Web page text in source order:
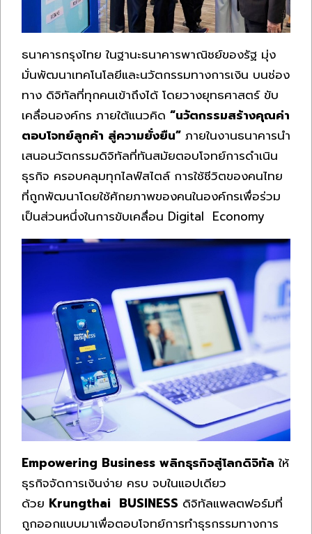
ธนาคารกรุงไทย ในฐานะธนาคารพาณิชย์ของรัฐ มุ่ง
มั่นพัฒนาเทคโนโลยีและนวัตกรรมทางการเงิน บนช่อง
ทาง ดิจิทัลที่ทุกคนเข้าถึงได้ โดยวางยุทธศาสตร์ ขับ
เคลื่อนองค์กร ภายใต้แนวคิด “นวัตกรรมสร้างคุณค่า
ตอบโจทย์ลูกค้า สู่ความยั่งยืน” ภายในงานธนาคารนำ
เสนอนวัตกรรมดิจิทัลที่ทันสมัยตอบโจทย์การดำเนิน
ธุรกิจ ครอบคลุมทุกไลฟ์สไตล์ การใช้ชีวิตของคนไทย
ที่ถูกพัฒนาโดยใช้ศักยภาพของคนในองค์กรเพื่อร่วม
เป็นส่วนหนึ่งในการขับเคลื่อน Digital Economy
Empowering Business พลิกธุรกิจสู่โลกดิจิทัล ให้
ธุรกิจจัดการเงินง่าย ครบ จบในแอปเดียว
ด้วย Krungthai BUSINESS ดิจิทัลแพลตฟอร์มที่
ถูกออกแบบมาเพื่อตอบโจทย์การทำธุรกรรมทางการ